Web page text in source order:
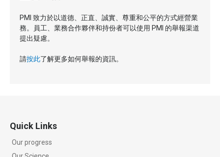
PMI 致力於以道德、正直、誠實、尊重和公平的方式經營業
務。員工、業務合作夥伴和持份者可以使用 PMI 的舉報渠道
提出疑慮。
請按此了解更多如何舉報的資訊。
Quick Links
Our progress